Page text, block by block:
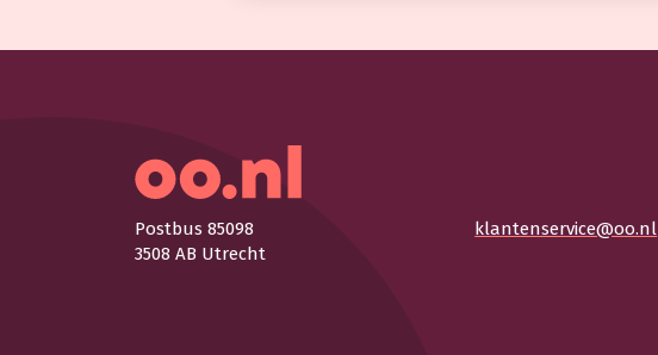
Postbus 85098
3508 AB Utrecht
klantenservice@oo.nl